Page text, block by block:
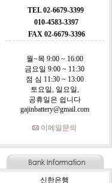
TEL 02-6679-3399
010-4583-3397
FAX 02-6679-3396
월~목 9:00 ~ 16:00
금요일 9:00 ~ 11:30
점 심 11:30 ~ 13:00
토요일, 일요일,
공휴일은 쉽니다
gajinbattery@gmail.com
이메일문의
신한은행